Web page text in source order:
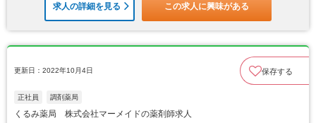
求人の詳細を見る この求人に興味がある
更新日：2022年10月4日 保存する
正社員 調剤薬局
くるみ薬局 株式会社マーメイドの薬剤師求人